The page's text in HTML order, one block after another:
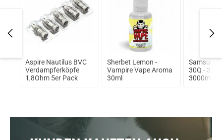
Aspire Nautilus BVC
Verdampferköpfe
1,8Ohm 5er Pack
Sherbet Lemon -
Vampire Vape Aroma
30ml
Samsung
30Q - 3,6V
3000mAh